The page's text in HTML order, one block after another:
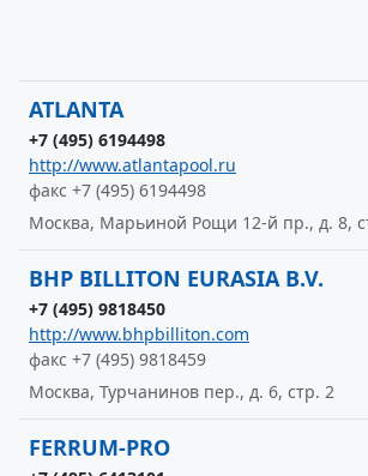
ATLANTA
+7 (495) 6194498
http://www.atlantapool.ru
факс +7 (495) 6194498
Москва, Марьиной Рощи 12-й пр., д. 8,
BHP BILLITON EURASIA B.V.
+7 (495) 9818450
http://www.bhpbilliton.com
факс +7 (495) 9818459
Москва, Турчанинов пер., д. 6, стр. 2
FERRUM-PRO